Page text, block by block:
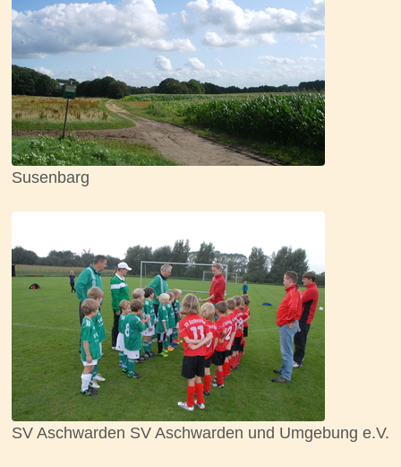
Susenbarg
SV Aschwarden SV Aschwarden und Umgebung e.V.